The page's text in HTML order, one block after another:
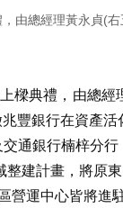
由總經理黃永貞(
樑典禮，由總
豐銀行在資產活
通銀行楠梓分
建計畫，將原
運中心皆將進